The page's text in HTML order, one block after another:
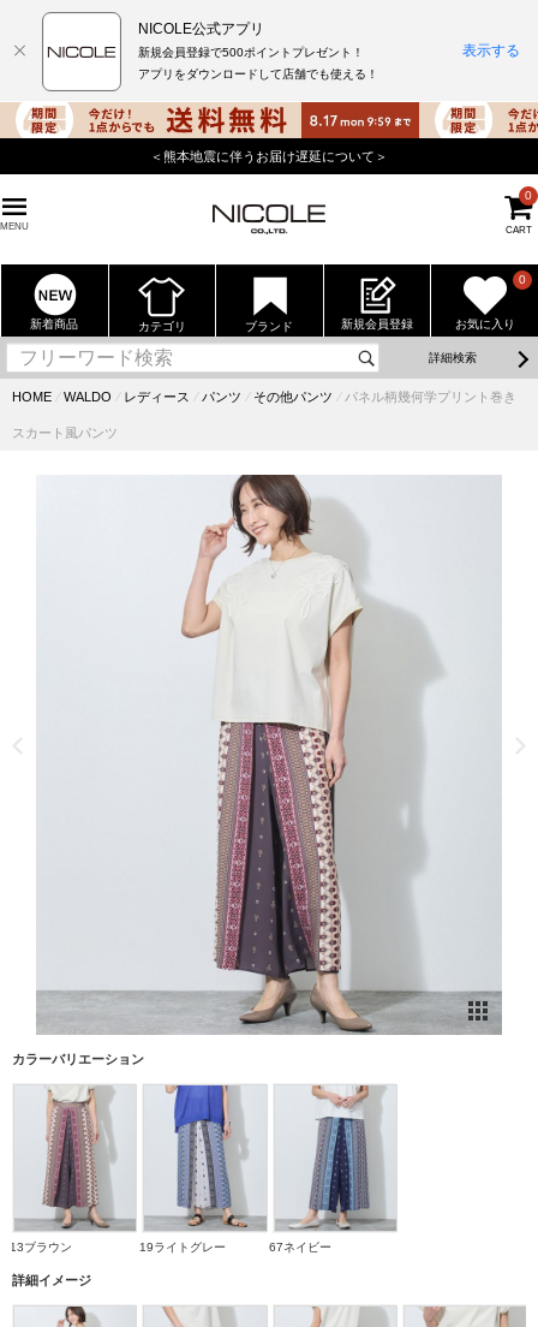
店舗でもポイントが貯まる使えるニコル公式アプ
MENU CART
0
新着商品 カテゴリ ブランド 新規会員登録 お気に入り
0
詳細検索
HOME ⁄ WALDO ⁄ レディース ⁄ パンツ ⁄ その他パンツ ⁄ パネル柄幾何学プリント巻き
スカート風パンツ
カラーバリエーション
13ブラウン 19ライトグレー 67ネイビー
詳細イメージ
NICOLE公式アプリ
新規会員登録で500ポイントプレゼント！
アプリをダウンロードして店舗でも使える！
表示する